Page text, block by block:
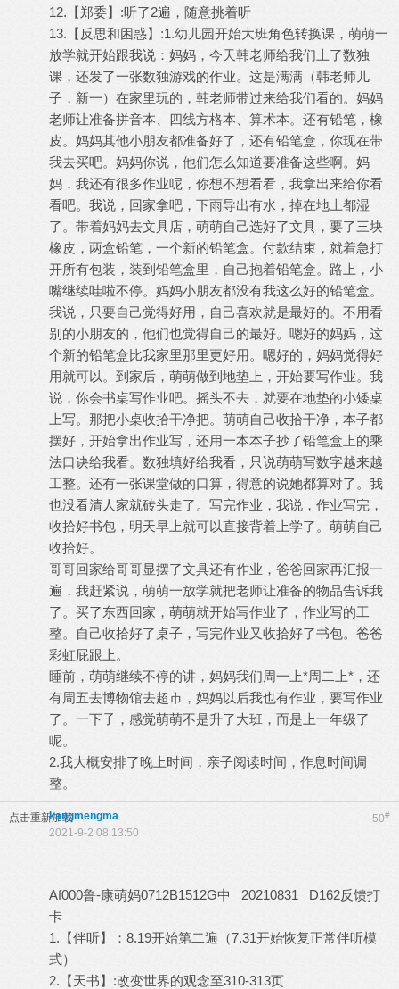
12.【郑委】:听了2遍，随意挑着听
13.【反思和困惑】:1.幼儿园开始大班角色转换课，萌萌一
放学就开始跟我说：妈妈，今天韩老师给我们上了数独
课，还发了一张数独游戏的作业。这是满满（韩老师儿
子，新一）在家里玩的，韩老师带过来给我们看的。妈妈
老师让准备拼音本、四线方格本、算术本。还有铅笔，橡
皮。妈妈其他小朋友都准备好了，还有铅笔盒，你现在带
我去买吧。妈妈你说，他们怎么知道要准备这些啊。妈
妈，我还有很多作业呢，你想不想看看，我拿出来给你看
看吧。我说，回家拿吧，下雨导出有水，掉在地上都湿
了。带着妈妈去文具店，萌萌自己选好了文具，要了三块
橡皮，两盒铅笔，一个新的铅笔盒。付款结束，就着急打
开所有包装，装到铅笔盒里，自己抱着铅笔盒。路上，小
嘴继续哇啦不停。妈妈小朋友都没有我这么好的铅笔盒。
我说，只要自己觉得好用，自己喜欢就是最好的。不用看
别的小朋友的，他们也觉得自己的最好。嗯好的妈妈，这
个新的铅笔盒比我家里那里更好用。嗯好的，妈妈觉得好
用就可以。到家后，萌萌做到地垫上，开始要写作业。我
说，你会书桌写作业吧。摇头不去，就要在地垫的小矮桌
上写。那把小桌收拾干净把。萌萌自己收拾干净，本子都
摆好，开始拿出作业写，还用一本本子抄了铅笔盒上的乘
法口诀给我看。数独填好给我看，只说萌萌写数字越来越
工整。还有一张课堂做的口算，得意的说她都算对了。我
也没看清人家就砖头走了。写完作业，我说，作业写完，
收拾好书包，明天早上就可以直接背着上学了。萌萌自己
收拾好。
哥哥回家给哥哥显摆了文具还有作业，爸爸回家再汇报一
遍，我赶紧说，萌萌一放学就把老师让准备的物品告诉我
了。买了东西回家，萌萌就开始写作业了，作业写的工
整。自己收拾好了桌子，写完作业又收拾好了书包。爸爸
彩虹屁跟上。
睡前，萌萌继续不停的讲，妈妈我们周一上*周二上*，还
有周五去博物馆去超市，妈妈以后我也有作业，要写作业
了。一下子，感觉萌萌不是升了大班，而是上一年级了
呢。
2.我大概安排了晚上时间，亲子阅读时间，作息时间调
整。
点击重新加载 50#
kangmengma
2021-9-2 08:13:50
Af000鲁-康萌妈0712B1512G中 20210831 D162反馈打
卡
1.【伴听】：8.19开始第二遍（7.31开始恢复正常伴听模
式）
2.【天书】:改变世界的观念至310-313页